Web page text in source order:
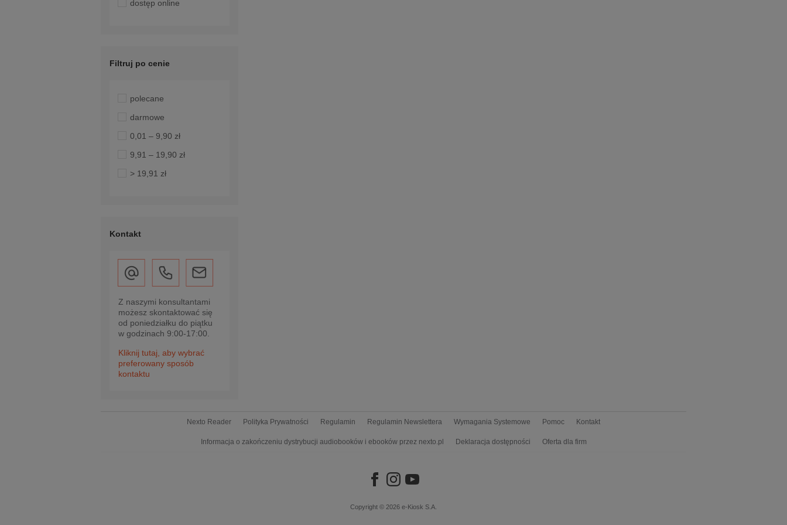
dostęp online
Filtruj po cenie
polecane
darmowe
0,01 – 9,90 zł
9,91 – 19,90 zł
> 19,91 zł
Kontakt
Z naszymi konsultantami
możesz skontaktować się
od poniedziałku do piątku
w godzinach 9:00-17:00.
Kliknij tutaj, aby wybrać
preferowany sposób
kontaktu
Nexto Reader Polityka Prywatności Regulamin Regulamin Newslettera Wymagania Systemowe Pomoc Kontakt
Informacja o zakończeniu dystrybucji audiobooków i ebooków przez nexto.pl Deklaracja dostępności Oferta dla firm
Copyright © 2026 e-Kiosk S.A.